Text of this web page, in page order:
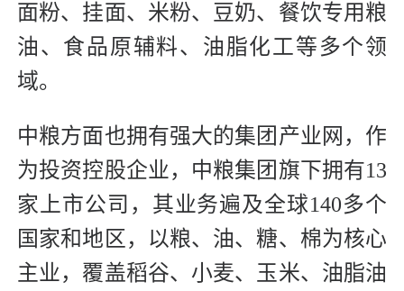
面粉、挂面、米粉、豆奶、餐饮专用粮
油、食品原辅料、油脂化工等多个领
域。
中粮方面也拥有强大的集团产业网，作
为投资控股企业，中粮集团旗下拥有13
家上市公司，其业务遍及全球140多个
国家和地区，以粮、油、糖、棉为核心
主业，覆盖稻谷、小麦、玉米、油脂油